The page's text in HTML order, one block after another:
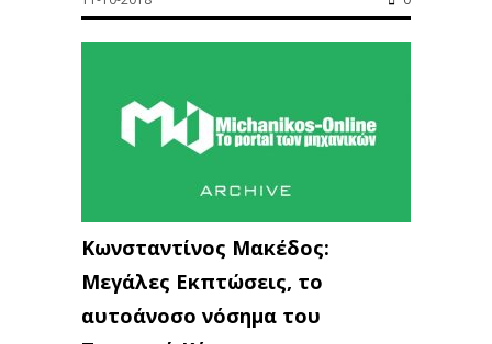
Κωνσταντίνος Μακέδος:
Μεγάλες Εκπτώσεις, το
αυτοάνοσο νόσημα του